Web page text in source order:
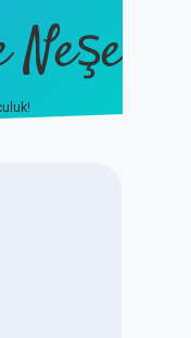
Neşe